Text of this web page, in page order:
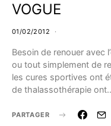
VOGUE
01/02/2012
Besoin de renouer avec
ou tout simplement de
les cures sportives ont
de thalassothérapie
PARTAGER